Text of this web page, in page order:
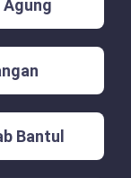
Bantul